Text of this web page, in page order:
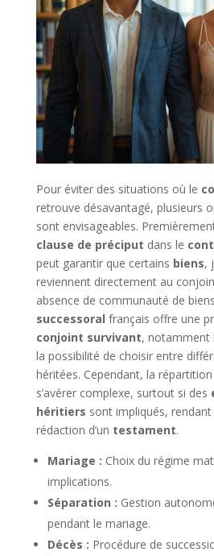
Pour éviter des situations où le
retrouve désavantagé, plusieurs
sont envisageables.
clause de préciput dans le
peut garantir que certains biens,
reviennent directement au
absence de communauté de
successoral français offre une
conjoint survivant, notamment
la possibilité de choisir entre
héritées. Cependant, la
s’avérer complexe, surtout si des
héritiers sont impliqués,
rédaction d’un testament.
Mariage : Choix du régime
implications.
Séparation : Gestion
pendant le mariage.
Décès : Procédure de